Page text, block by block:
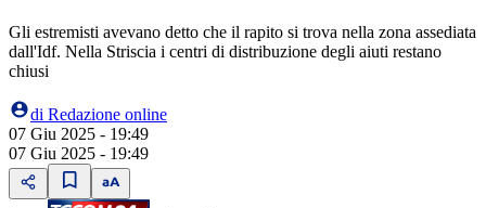
Gli estremisti avevano detto che il rapito si trova nella zona assediata
dall'Idf. Nella Striscia i centri di distribuzione degli aiuti restano
chiusi
di Redazione online
07 Giu 2025 - 19:49
07 Giu 2025 - 19:49